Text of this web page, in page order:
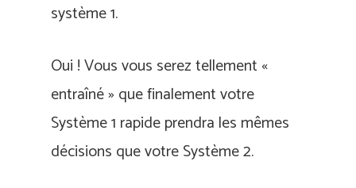
système 1.
Oui ! Vous vous serez tellement «
entraîné » que finalement votre
Système 1 rapide prendra les mêmes
décisions que votre Système 2.